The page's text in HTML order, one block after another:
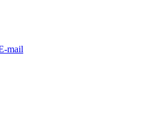
mail